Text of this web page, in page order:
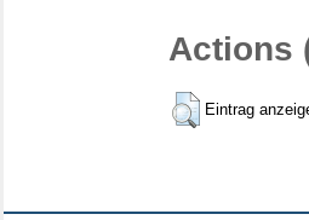
Actions
Eintrag